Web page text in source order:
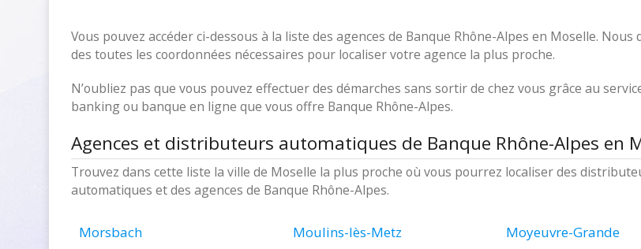
Vous pouvez accéder ci-dessous à la liste des agences de Banque Rhône-Alpes en Moselle. Nous
des toutes les coordonnées nécessaires pour localiser votre agence la plus proche.
N’oubliez pas que vous pouvez effectuer des démarches sans sortir de chez vous grâce au
banking ou banque en ligne que vous offre Banque Rhône-Alpes.
Agences et distributeurs automatiques de Banque Rhône-Alpes en
Trouvez dans cette liste la ville de Moselle la plus proche où vous pourrez localiser des
automatiques et des agences de Banque Rhône-Alpes.
Morsbach Moulins-lès-Metz Moyeuvre-Grande